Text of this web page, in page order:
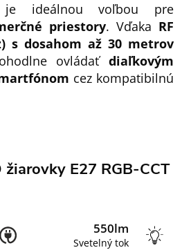
ideálnou voľbou pre
priestory. Vďaka RF
s dosahom až 30 metrov
ovládať diaľkovým
cez kompatibilnú
žiarovky E27 RGB-CCT
550lm
Svetelný tok